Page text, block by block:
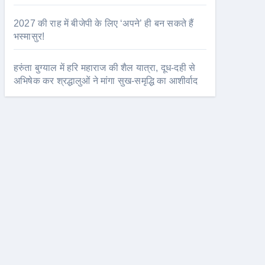
2027 की राह में बीजेपी के लिए ‘अपने’ ही बन सकते हैं
भस्मासुर!
हरुंता बुग्याल में हरि महाराज की शैल यात्रा, दूध-दही से
अभिषेक कर श्रद्धालुओं ने मांगा सुख-समृद्धि का आशीर्वाद